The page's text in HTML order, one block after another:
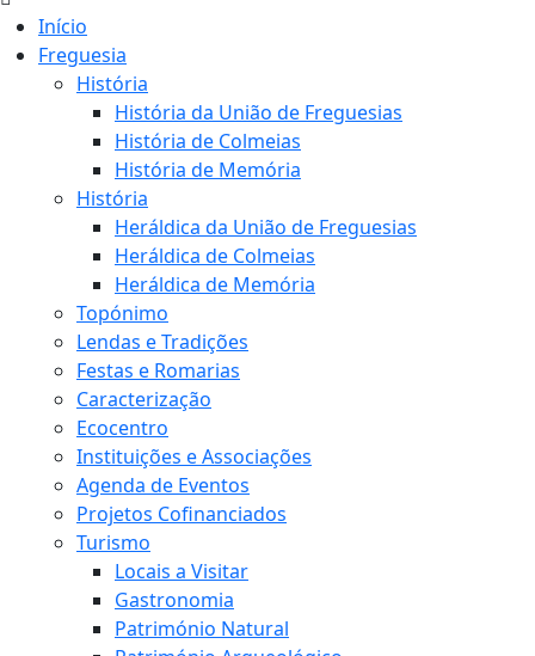
Início
Freguesia
História
História da União de Freguesias
História de Colmeias
História de Memória
História
Heráldica da União de Freguesias
Heráldica de Colmeias
Heráldica de Memória
Topónimo
Lendas e Tradições
Festas e Romarias
Caracterização
Ecocentro
Instituições e Associações
Agenda de Eventos
Projetos Cofinanciados
Turismo
Locais a Visitar
Gastronomia
Património Natural